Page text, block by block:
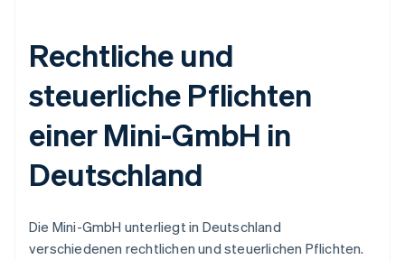
Rechtliche und
steuerliche Pflichten
einer Mini-GmbH in
Deutschland
Die Mini-GmbH unterliegt in Deutschland
verschiedenen rechtlichen und steuerlichen Pflichten.